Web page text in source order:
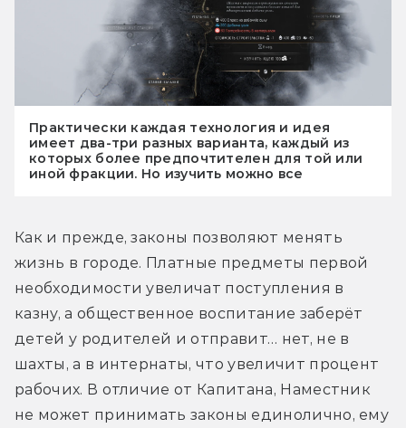
Практически каждая технология и идея
имеет два-три разных варианта, каждый из
которых более предпочтителен для той или
иной фракции. Но изучить можно все
Как и прежде, законы позволяют менять
жизнь в городе. Платные предметы первой
необходимости увеличат поступления в
казну, а общественное воспитание заберёт
детей у родителей и отправит… нет, не в
шахты, а в интернаты, что увеличит процент
рабочих. В отличие от Капитана, Наместник
не может принимать законы единолично, ему